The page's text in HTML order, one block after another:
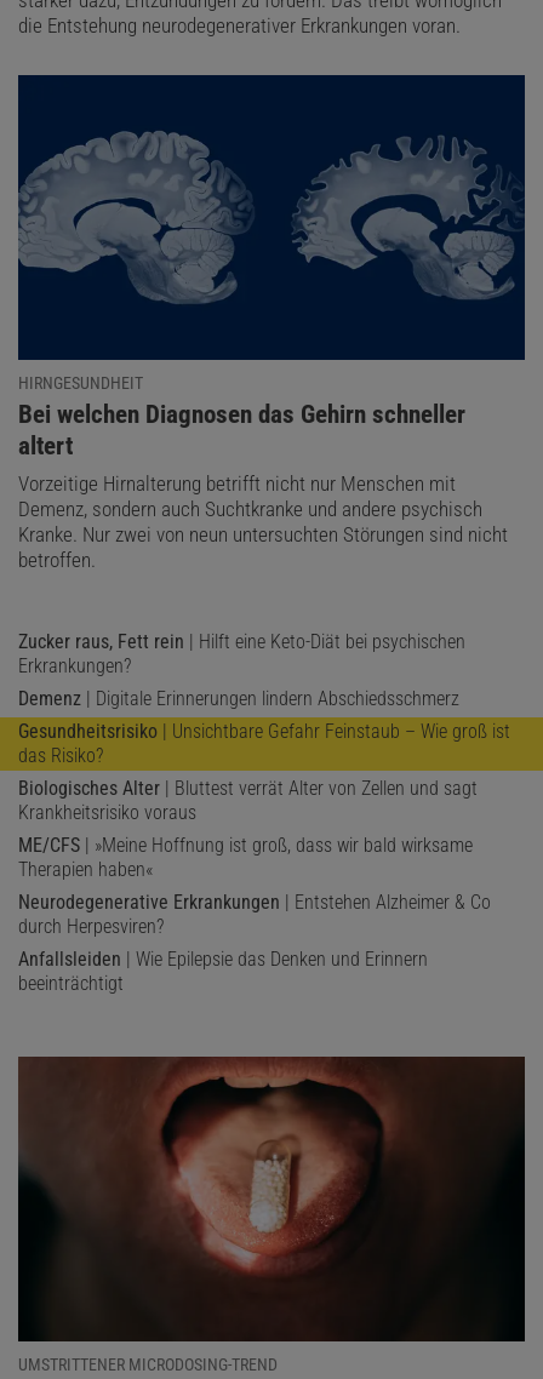
die Entstehung neurodegenerativer Erkrankungen voran.
HIRNGESUNDHEIT
:
Bei welchen Diagnosen das Gehirn schneller
altert
Vorzeitige Hirnalterung betrifft nicht nur Menschen mit
Demenz, sondern auch Suchtkranke und andere psychisch
Kranke. Nur zwei von neun untersuchten Störungen sind nicht
betroffen.
Zucker raus, Fett rein | Hilft eine Keto-Diät bei psychischen
Erkrankungen?
Demenz | Digitale Erinnerungen lindern Abschiedsschmerz
Gesundheitsrisiko | Unsichtbare Gefahr Feinstaub – Wie groß ist
das Risiko?
Biologisches Alter | Bluttest verrät Alter von Zellen und sagt
Krankheitsrisiko voraus
ME/CFS | »Meine Hoffnung ist groß, dass wir bald wirksame
Therapien haben«
Neurodegenerative Erkrankungen | Entstehen Alzheimer & Co
durch Herpesviren?
Anfallsleiden | Wie Epilepsie das Denken und Erinnern
beeinträchtigt
UMSTRITTENER MICRODOSING-TREND